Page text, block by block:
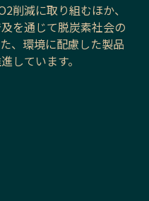
削減に取り組むほか、
を通じて脱炭素社会の
、環境に配慮した製品
しています。